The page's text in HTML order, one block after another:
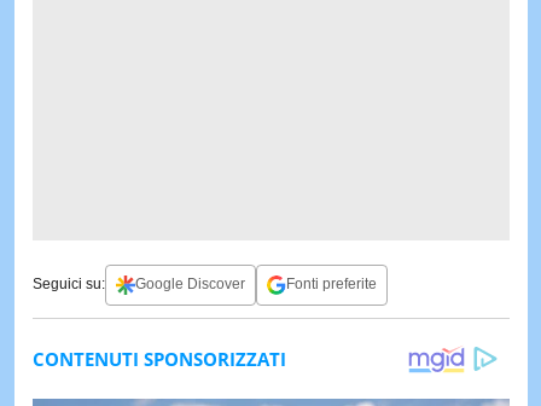
Seguici su: Google Discover Fonti preferite